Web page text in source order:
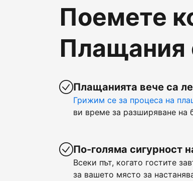
Поемете
Плащания
Плащанията вече са
Грижим се за процеса на
ви време за разширяване на
По-голяма сигурност
Всеки път, когато гостите
за вашето място за